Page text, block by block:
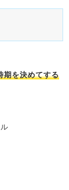
期を決めてする